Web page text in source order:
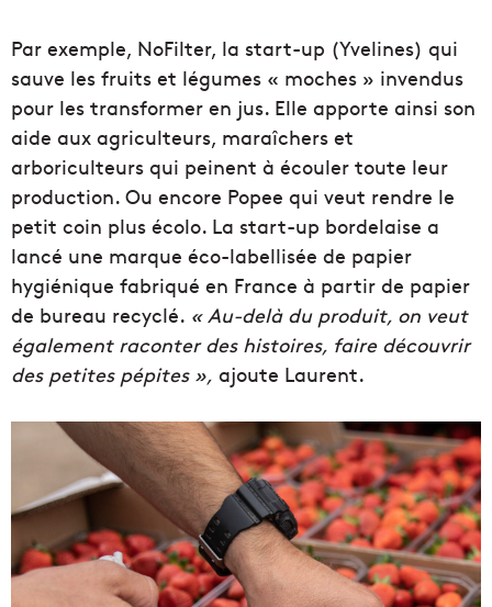
Par exemple, NoFilter, la start-up (Yvelines) qui
sauve les fruits et légumes « moches » invendus
pour les transformer en jus. Elle apporte ainsi son
aide aux agriculteurs, maraîchers et
arboriculteurs qui peinent à écouler toute leur
production. Ou encore Popee qui veut rendre le
petit coin plus écolo. La start-up bordelaise a
lancé une marque éco-labellisée de papier
hygiénique fabriqué en France à partir de papier
de bureau recyclé. « Au-delà du produit, on veut
également raconter des histoires, faire découvrir
des petites pépites », ajoute Laurent.